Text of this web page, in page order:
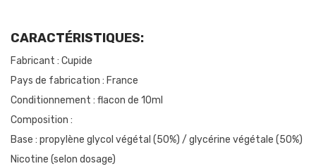
CARACTÉRISTIQUES:
Fabricant : Cupide
Pays de fabrication : France
Conditionnement : flacon de 10ml
Composition :
Base : propylène glycol végétal (50%) / glycérine végétale (50%)
Nicotine (selon dosage)